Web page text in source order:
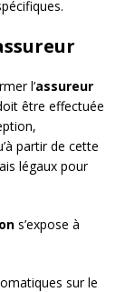
l’assureur
être effectuée
partir de cette
légaux pour
s’expose à
sur le